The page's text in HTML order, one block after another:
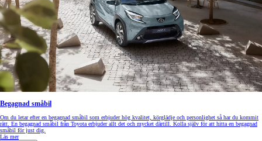
Begagnad småbil
Om du letar efter en begagnad småbil som erbjuder hög kvalitet, körglädje och personlighet så har du kommit
rätt. En begagnad småbil från Toyota erbjuder allt det och mycket därtill. Kolla själv för att hitta en begagnad
småbil för just dig.
Läs mer